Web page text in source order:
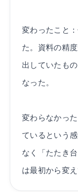
変わったこと
た。資料の精
出していたも
なった。
変わらなかっ
ているという
なく「たたき
は最初から変え